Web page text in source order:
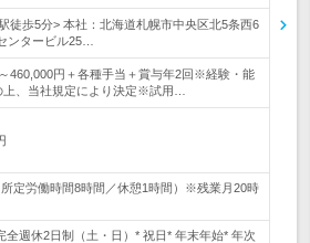
徒歩5分> 本社：北海道札幌市中央区北5条西6
ンタービル25…
460,000円＋各種手当＋賞与年2回※経験・能
上、当社規定により決定※試用…
定労働時間8時間／休憩1時間）※残業月20時
全週休2日制（土・日）* 祝日* 年末年始* 年次